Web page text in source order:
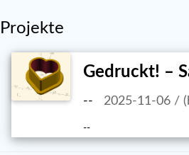
Projekte
Gedruckt! –
-- 2025-11-06 /
--